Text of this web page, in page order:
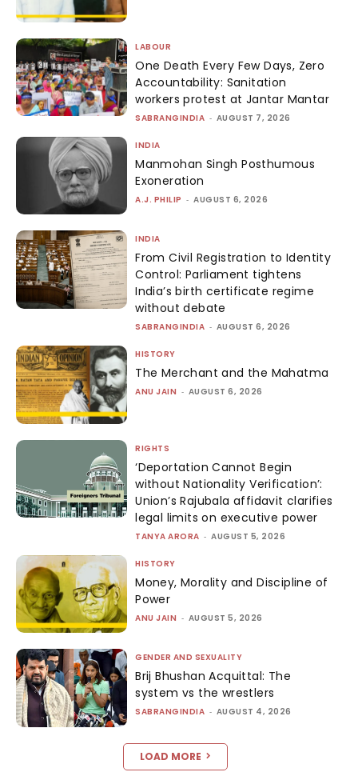
LABOUR
One Death Every Few Days, Zero
Accountability: Sanitation
workers protest at Jantar Mantar
SABRANGINDIA - AUGUST 7, 2026
INDIA
Manmohan Singh Posthumous
Exoneration
A.J. PHILIP - AUGUST 6, 2026
INDIA
From Civil Registration to Identity
Control: Parliament tightens
India’s birth certificate regime
without debate
SABRANGINDIA - AUGUST 6, 2026
HISTORY
The Merchant and the Mahatma
ANU JAIN - AUGUST 6, 2026
RIGHTS
‘Deportation Cannot Begin
without Nationality Verification’:
Union’s Rajubala affidavit clarifies
legal limits on executive power
TANYA ARORA - AUGUST 5, 2026
HISTORY
Money, Morality and Discipline of
Power
ANU JAIN - AUGUST 5, 2026
GENDER AND SEXUALITY
Brij Bhushan Acquittal: The
system vs the wrestlers
SABRANGINDIA - AUGUST 4, 2026
LOAD MORE